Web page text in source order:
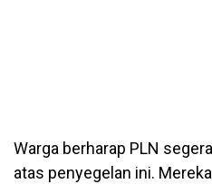
Warga berharap PLN
atas penyegelan ini.